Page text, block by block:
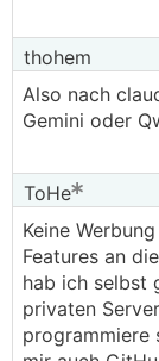
thohem
Also nach
Gemini oder
ToHe
Keine
Features an
hab ich selbst
privaten
programmiere